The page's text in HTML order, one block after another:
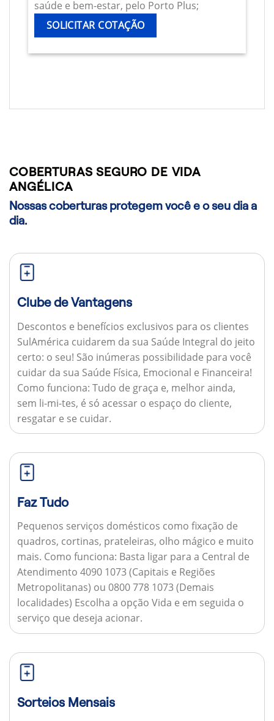
saúde e bem-estar, pelo Porto Plus;
SOLICITAR COTAÇÃO
COBERTURAS SEGURO DE VIDA
ANGÉLICA
Nossas coberturas protegem você e o seu dia a
dia.
Clube de Vantagens
Descontos e benefícios exclusivos para os clientes
SulAmérica cuidarem da sua Saúde Integral do jeito
certo: o seu! São inúmeras possibilidade para você
cuidar da sua Saúde Física, Emocional e Financeira!
Como funciona: Tudo de graça e, melhor ainda,
sem li-mi-tes, é só acessar o espaço do cliente,
resgatar e se cuidar.
Faz Tudo
Pequenos serviços domésticos como fixação de
quadros, cortinas, prateleiras, olho mágico e muito
mais. Como funciona: Basta ligar para a Central de
Atendimento 4090 1073 (Capitais e Regiões
Metropolitanas) ou 0800 778 1073 (Demais
localidades) Escolha a opção Vida e em seguida o
serviço que deseja acionar.
Sorteios Mensais